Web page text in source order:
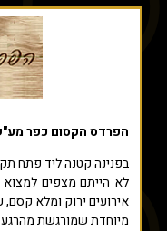
הפרדס הקסום כפר
בפנינה קטנה ליד פתח
לא הייתם מצפים למצוא
אירועים ירוק ומלא קסם,
מיוחדת שמורגשת